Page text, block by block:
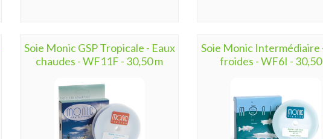
Soie Monic GSP Tropicale - Eaux
chaudes - WF11F - 30,50 m
Soie Monic Intermédiaire
froides - WF6I - 30,50